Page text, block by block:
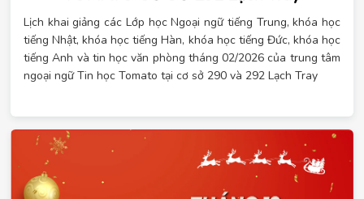
Lịch khai giảng các Lớp học Ngoại ngữ tiếng Trung, khóa học
tiếng Nhật, khóa học tiếng Hàn, khóa học tiếng Đức, khóa học
tiếng Anh và tin học văn phòng tháng 02/2026 của trung tâm
ngoại ngữ Tin học Tomato tại cơ sở 290 và 292 Lạch Tray